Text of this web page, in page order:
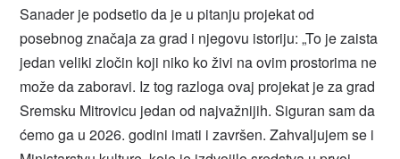
Sanader je podsetio da je u pitanju projekat od
posebnog značaja za grad i njegovu istoriju: „To je zaista
jedan veliki zločin koji niko ko živi na ovim prostorima ne
može da zaboravi. Iz tog razloga ovaj projekat je za grad
Sremsku Mitrovicu jedan od najvažnijih. Siguran sam da
ćemo ga u 2026. godini imati i završen. Zahvaljujem se i